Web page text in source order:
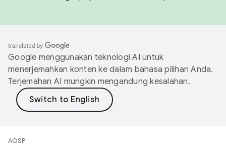
Google menggunakan teknologi AI untuk
menerjemahkan konten ke dalam bahasa pilihan Anda.
Terjemahan AI mungkin mengandung kesalahan.
AOSP